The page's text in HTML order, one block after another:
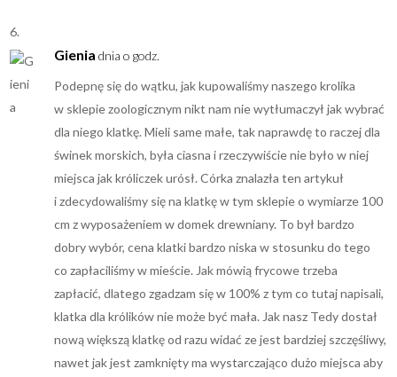
Gienia dnia o godz.
Podepnę się do wątku, jak kupowaliśmy naszego krolika
w sklepie zoologicznym nikt nam nie wytłumaczył jak wybrać
dla niego klatkę. Mieli same małe, tak naprawdę to raczej dla
świnek morskich, była ciasna i rzeczywiście nie było w niej
miejsca jak króliczek urósł. Córka znalazła ten artykuł
i zdecydowaliśmy się na klatkę w tym sklepie o wymiarze 100
cm z wyposażeniem w domek drewniany. To był bardzo
dobry wybór, cena klatki bardzo niska w stosunku do tego
co zapłaciliśmy w mieście. Jak mówią frycowe trzeba
zapłacić, dlatego zgadzam się w 100% z tym co tutaj napisali,
klatka dla królików nie może być mała. Jak nasz Tedy dostał
nową większą klatkę od razu widać ze jest bardziej szczęśliwy,
nawet jak jest zamknięty ma wystarczająco dużo miejsca aby